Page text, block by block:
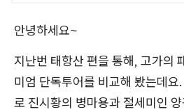
안녕하세요~
지난번 태항산 편을 통해, 고가의
미엄 단독투어를 비교해 봤는데요
로 진시황의 병마용과 절세미인